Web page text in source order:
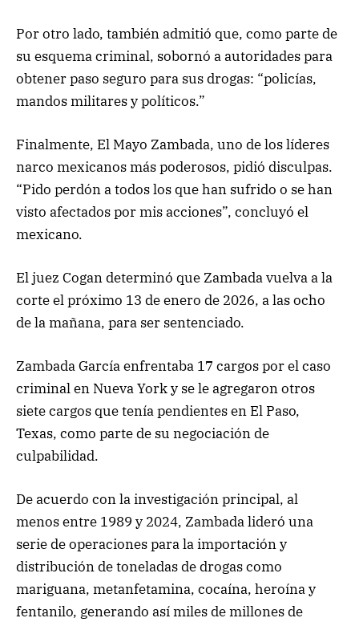
Por otro lado, también admitió que, como parte de
su esquema criminal, sobornó a autoridades para
obtener paso seguro para sus drogas: “policías,
mandos militares y políticos.”
Finalmente, El Mayo Zambada, uno de los líderes
narco mexicanos más poderosos, pidió disculpas.
“Pido perdón a todos los que han sufrido o se han
visto afectados por mis acciones”, concluyó el
mexicano.
El juez Cogan determinó que Zambada vuelva a la
corte el próximo 13 de enero de 2026, a las ocho
de la mañana, para ser sentenciado.
Zambada García enfrentaba 17 cargos por el caso
criminal en Nueva York y se le agregaron otros
siete cargos que tenía pendientes en El Paso,
Texas, como parte de su negociación de
culpabilidad.
De acuerdo con la investigación principal, al
menos entre 1989 y 2024, Zambada lideró una
serie de operaciones para la importación y
distribución de toneladas de drogas como
mariguana, metanfetamina, cocaína, heroína y
fentanilo, generando así miles de millones de